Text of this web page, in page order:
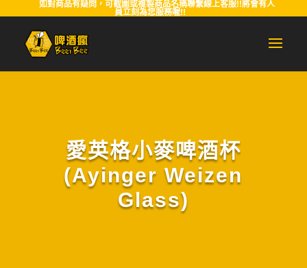
如對商品有疑問，可截圖或複製商品名稱聯繫線上客服!!將會有人
員立刻為您服務喔!!
愛英格小麥啤酒杯
(Ayinger Weizen
Glass)